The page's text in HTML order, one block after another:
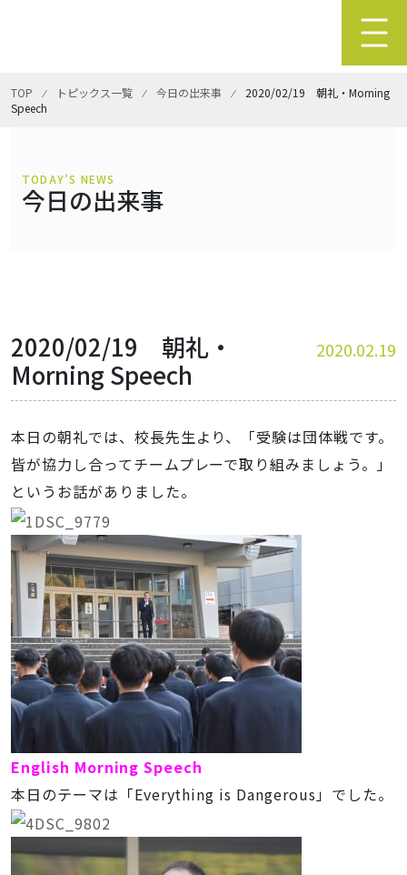
TOP ⁄ トピックス一覧 ⁄ 今日の出来事 ⁄ 2020/02/19 朝礼・Morning
Speech
TODAY'S NEWS
今日の出来事
2020/02/19 朝礼・
Morning Speech
2020.02.19
本日の朝礼では、校長先生より、「受験は団体戦です。
皆が協力し合ってチームプレーで取り組みましょう。」
というお話がありました。
English Morning Speech
本日のテーマは「Everything is Dangerous」でした。